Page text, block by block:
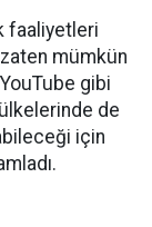
faaliyetleri
mümkün
gibi
de
için